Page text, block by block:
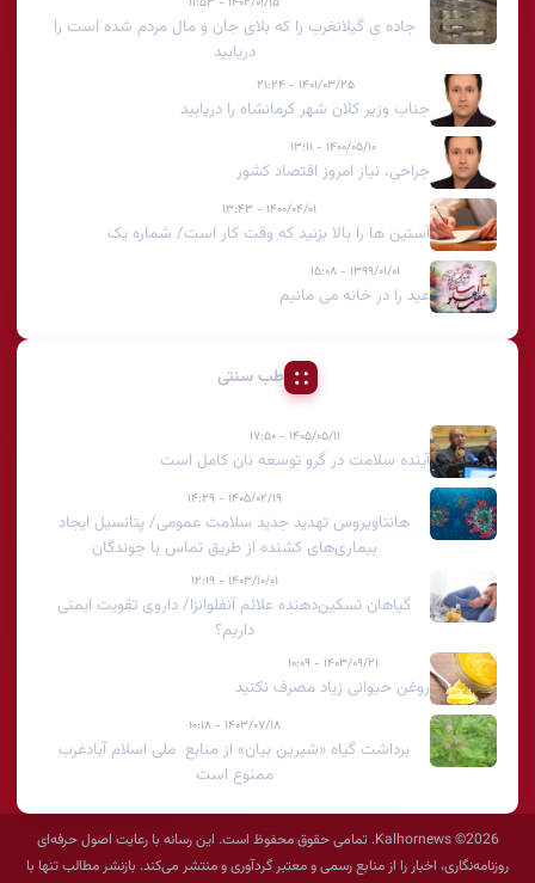
جاده ی گیلانغرب را که بلای جان و مال مردم شده است را
دریابید
۱۴۰۱/۰۳/۲۵ - ۲۱:۲۴
جناب وزیر کلان شهر کرمانشاه را دریابید
۱۴۰۰/۰۵/۱۰ - ۱۳:۱۱
جراحی، نیاز امروز اقتصاد کشور
۱۴۰۰/۰۴/۰۱ - ۱۳:۴۳
آستین ها را بالا بزنید که وقت کار است/ شماره یک
۱۳۹۹/۰۱/۰۱ - ۱۵:۰۸
عید را در خانه می مانیم
طب سنتی
۱۴۰۵/۰۵/۱۱ - ۱۷:۵۰
آینده سلامت در گرو توسعه نان کامل است
۱۴۰۵/۰۲/۱۹ - ۱۴:۲۹
هانتاویروس تهدید جدید سلامت عمومی/ پتانسیل ایجاد
بیماری‌های کشنده از طریق تماس با جوندگان
۱۴۰۳/۱۰/۰۱ - ۱۲:۱۹
گیاهان تسکین‌دهنده علائم آنفلوانزا/ داروی تقویت ایمنی
داریم؟
۱۴۰۳/۰۹/۲۱ - ۱۰:۰۹
روغن حیوانی زیاد مصرف نکنید
۱۴۰۳/۰۷/۱۸ - ۱۰:۱۸
برداشت گیاه «شیرین بیان» از منابع ملی اسلام آبادغرب
ممنوع است
2026© Kalhornews. تمامی حقوق محفوظ است. این رسانه با رعایت اصول حرفه‌ای
روزنامه‌نگاری، اخبار را از منابع رسمی و معتبر گردآوری و منتشر می‌کند. بازنشر مطالب تنها با